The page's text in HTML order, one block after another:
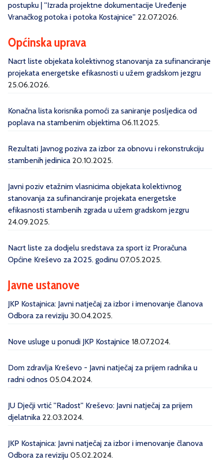
postupku | ''Izrada projektne dokumentacije Uređenje
Vranačkog potoka i potoka Kostajnice'' 22.07.2026.
Općinska uprava
Nacrt liste objekata kolektivnog stanovanja za sufinanciranje
projekata energetske efikasnosti u užem gradskom jezgru
25.06.2026.
Konačna lista korisnika pomoći za saniranje posljedica od
poplava na stambenim objektima 06.11.2025.
Rezultati Javnog poziva za izbor za obnovu i rekonstrukciju
stambenih jedinica 20.10.2025.
Javni poziv etažnim vlasnicima objekata kolektivnog
stanovanja za sufinanciranje projekata energetske
efikasnosti stambenih zgrada u užem gradskom jezgru
24.09.2025.
Nacrt liste za dodjelu sredstava za sport iz Proračuna
Općine Kreševo za 2025. godinu 07.05.2025.
Javne ustanove
JKP Kostajnica: Javni natječaj za izbor i imenovanje članova
Odbora za reviziju 30.04.2025.
Nove usluge u ponudi JKP Kostajnice 18.07.2024.
Dom zdravlja Kreševo - Javni natječaj za prijem radnika u
radni odnos 05.04.2024.
JU Dječji vrtić ''Radost'' Kreševo: Javni natječaj za prijem
djelatnika 22.03.2024.
JKP Kostajnica: Javni natječaj za izbor i imenovanje članova
Odbora za reviziju 05.02.2024.